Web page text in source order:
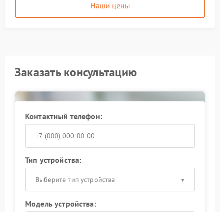
Наши цены
Заказать консультацию
Контактный телефон:
Тип устройства:
Выберите тип устройства
Модель устройства: